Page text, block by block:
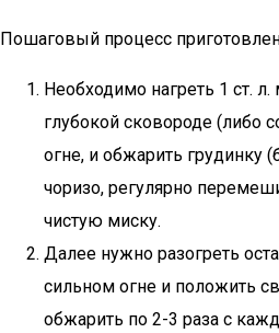
Пошаговый процесс
Необходимо нагреть 1 ст.
глубокой сковороде (либо
огне, и обжарить грудинку
чоризо, регулярно
чистую миску.
Далее нужно разогреть
сильном огне и положить
обжарить по 2-3 раза с